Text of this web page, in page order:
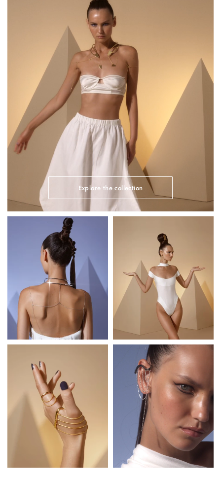
Explore the collection